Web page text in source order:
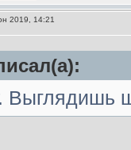
2019, 14:21
Выглядишь